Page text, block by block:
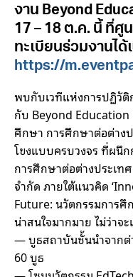
งาน Beyond
17 – 18 ต.ค. นี้ ที่ศู
ทะเบียนร่วมงานได้
https://
พบกับเวทีแห่งการปฏิวัติ
กับ Beyond Education
ศึกษา การศึกษาต่อต่าง
โขงแบบครบวงจร ที่ผนึ
การศึกษาต่อต่างประเท
จำกัด ภายใต้แนวคิด
Future: นวัตกรรมการศึ
น่าสนใจมากมาย ไม่ว่าจะ
— บูธสถาบันชั้นนำจากต่
60 บูธ